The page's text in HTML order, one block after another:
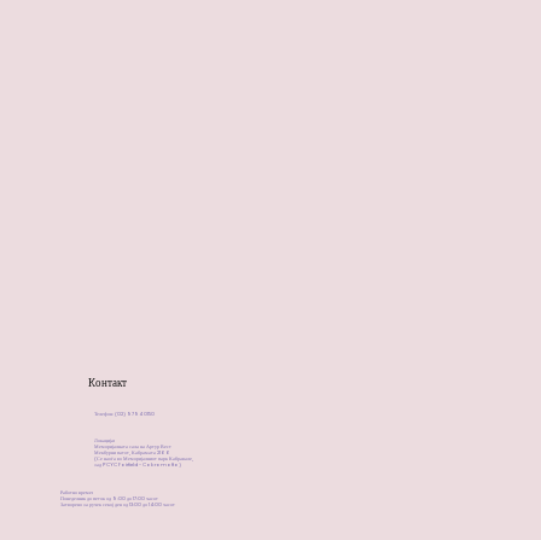
Контакт
Телефон: (02) 9794 0150
Локација:
Меморијалната сала на Артур Вест
Мекбурни патот, Кабрамата 2166
(Се наоѓа во Меморијалниот парк Кабравале,
зад PCYC Fairfield - Cabramatta)
​Работно време:
Понеделник до петок од 9:00 до 17:00 часот
Затворено за ручек секој ден од 13:00 до 14:00 часот